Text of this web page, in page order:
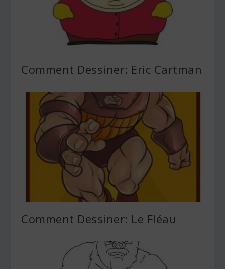
Comment Dessiner: Eric Cartman
Comment Dessiner: Le Fléau